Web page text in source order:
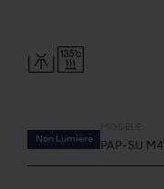
Non Lumière
PAP-SU M4